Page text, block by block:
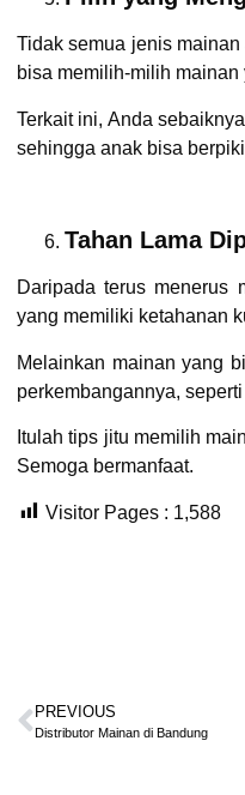
Tidak semua jenis
bisa memilih-milih mainan
Terkait ini, Anda
sehingga anak bisa
Tahan Lama
Daripada terus menerus
yang memiliki ketahanan
Melainkan mainan yang
perkembangannya,
Itulah tips jitu memilih
Semoga bermanfaat.
Visitor Pages : 1,588
PREVIOUS
Distributor Mainan di Bandung